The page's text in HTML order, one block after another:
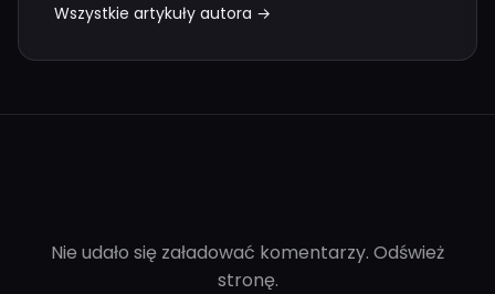
Wszystkie artykuły autora →
Nie udało się załadować komentarzy. Odśwież
stronę.